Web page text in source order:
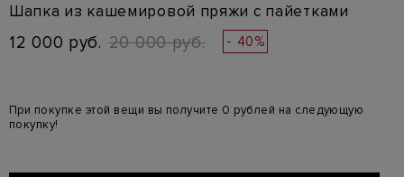
Шапка из кашемировой пряжи с пайетками
12 000 руб. 20 000 руб. - 40%
При покупке этой вещи вы получите 0 рублей на следующую
покупку!